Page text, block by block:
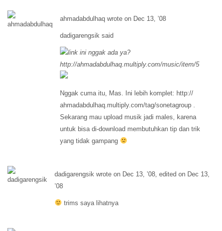
ahmadabdulhaq wrote on Dec 13, ’08
dadigarengsik said
link ini nggak ada ya?
http://ahmadabdulhaq.multiply.com/music/item/5
Nggak cuma itu, Mas. Ini lebih komplet: http://
ahmadabdulhaq.multiply.com/tag/sonetagroup .
Sekarang mau upload musik jadi males, karena
untuk bisa di-download membutuhkan tip dan trik
yang tidak gampang
dadigarengsik wrote on Dec 13, ’08, edited on Dec 13,
’08
trims saya lihatnya